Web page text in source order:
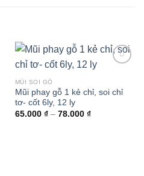
MŨI SOI GỖ
Mũi phay gỗ 1 kẻ chỉ, soi chỉ
tơ- cốt 6ly, 12 ly
65.000 ₫ – 78.000 ₫Khoảng